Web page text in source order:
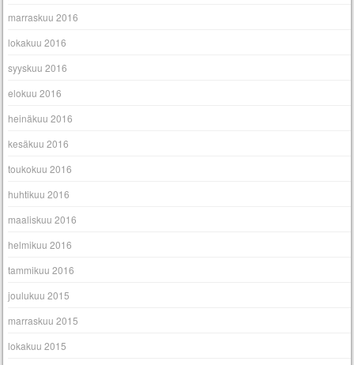
marraskuu 2016
lokakuu 2016
syyskuu 2016
elokuu 2016
heinäkuu 2016
kesäkuu 2016
toukokuu 2016
huhtikuu 2016
maaliskuu 2016
helmikuu 2016
tammikuu 2016
joulukuu 2015
marraskuu 2015
lokakuu 2015